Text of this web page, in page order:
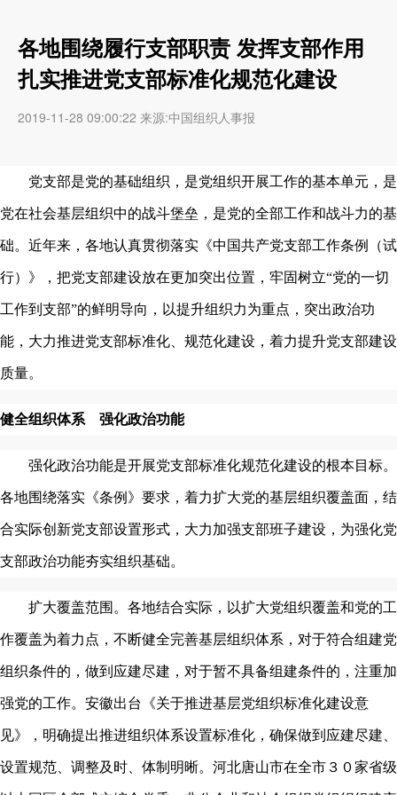
各地围绕履行支部职责 发挥支部作用
扎实推进党支部标准化规范化建设
2019-11-28 09:00:22 来源:中国组织人事报
党支部是党的基础组织，是党组织开展工作的基本单元，是
党在社会基层组织中的战斗堡垒，是党的全部工作和战斗力的基
础。近年来，各地认真贯彻落实《中国共产党支部工作条例（试
行）》，把党支部建设放在更加突出位置，牢固树立“党的一切
工作到支部”的鲜明导向，以提升组织力为重点，突出政治功
能，大力推进党支部标准化、规范化建设，着力提升党支部建设
质量。
健全组织体系 强化政治功能
强化政治功能是开展党支部标准化规范化建设的根本目标。
各地围绕落实《条例》要求，着力扩大党的基层组织覆盖面，结
合实际创新党支部设置形式，大力加强支部班子建设，为强化党
支部政治功能夯实组织基础。
扩大覆盖范围。各地结合实际，以扩大党组织覆盖和党的工
作覆盖为着力点，不断健全完善基层组织体系，对于符合组建党
组织条件的，做到应建尽建，对于暂不具备组建条件的，注重加
强党的工作。安徽出台《关于推进基层党组织标准化建设意
见》，明确提出推进组织体系设置标准化，确保做到应建尽建、
设置规范、调整及时、体制明晰。河北唐山市在全市３０家省级